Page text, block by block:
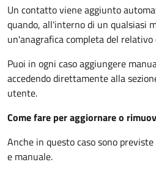
Un contatto viene aggiunto
quando, all'interno di un qualsiasi
un'anagrafica completa del relativo
Puoi in ogni caso aggiungere
accedendo direttamente alla
utente.
Come fare per aggiornare o
Anche in questo caso sono
e manuale.